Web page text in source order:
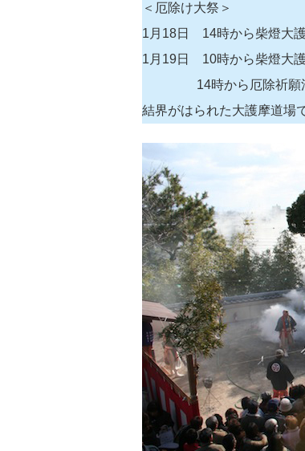
＜厄除け大祭＞
1月18日 14時から柴燈大
1月19日 10時から柴燈大
14時から厄除祈願
結界がはられた大護摩道場